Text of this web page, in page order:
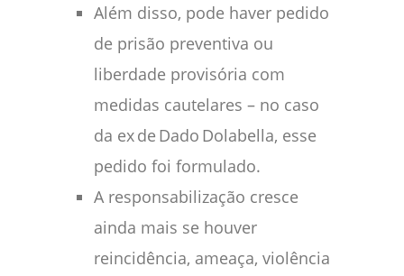
Além disso, pode haver pedido
de prisão preventiva ou
liberdade provisória com
medidas cautelares – no caso
da ex de Dado Dolabella, esse
pedido foi formulado.
A responsabilização cresce
ainda mais se houver
reincidência, ameaça, violência